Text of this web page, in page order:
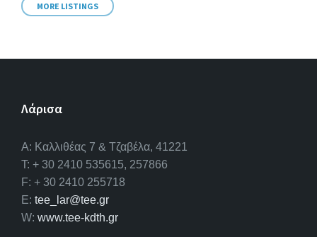
MORE LISTINGS
Λάρισα
A: Καλλιθέας 7 & Τζαβέλα, 41221
T: + 30 2410 535615, 257866
F: + 30 2410 255718
E: tee_lar@tee.gr
W: www.tee-kdth.gr